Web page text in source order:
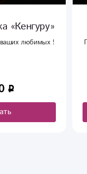
Мягкая
Плюшевая игрушка
ваш подарок на